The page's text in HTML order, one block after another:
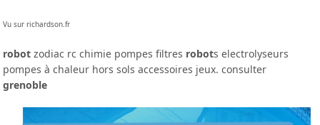
Vu sur richardson.fr
robot zodiac rc chimie pompes filtres robots electrolyseurs
pompes à chaleur hors sols accessoires jeux. consulter
grenoble